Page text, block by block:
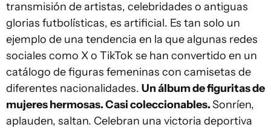
transmisión de artistas, celebridades o antiguas
glorias futbolísticas, es artificial. Es tan solo un
ejemplo de una tendencia en la que algunas redes
sociales como X o TikTok se han convertido en un
catálogo de figuras femeninas con camisetas de
diferentes nacionalidades. Un álbum de figuritas de
mujeres hermosas. Casi coleccionables.Sonríen,
aplauden, saltan. Celebran una victoria deportiva